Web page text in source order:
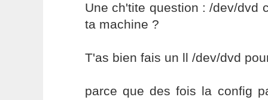
Une ch'tite question : /dev/dvd
ta machine ?
T'as bien fais un ll /dev/dvd
parce que des fois la config